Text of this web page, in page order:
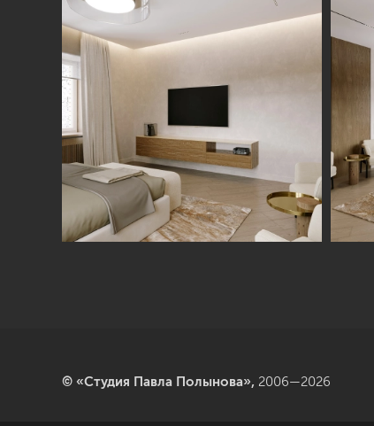
Студия
Отзывы
Услуги
Дизайн интерьера
Комплектация
© «Студия Павла Полынова», 2006—2026